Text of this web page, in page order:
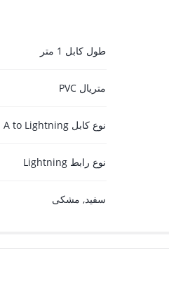
طول کابل 1 متر
متریال PVC
نوع کابل USB- A to Lightning
نوع رابط Lightning
سفید, مشکی